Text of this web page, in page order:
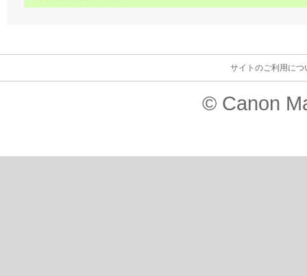
サイトのご利用につ
© Canon